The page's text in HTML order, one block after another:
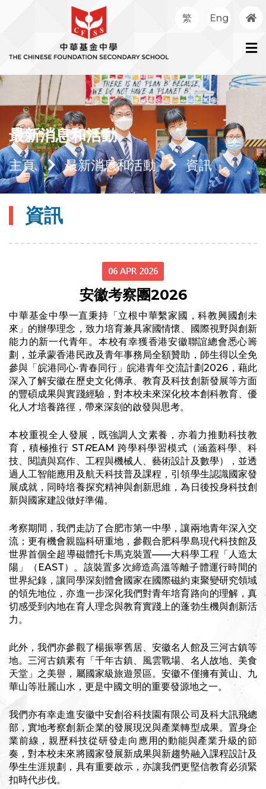
繁 Eng
最新消息和活動
主頁 最新消息和活動 資訊
資訊
06 APR 2026
安徽考察團2026
中華基金中學一直秉持「立根中華繫家國，科教興國創未
來」的辦學理念，致力培育兼具家國情懷、國際視野與創新
能力的新一代青年。本校有幸獲香港安徽聯誼總會悉心籌
劃，並承蒙香港民政及青年事務局全額贊助，師生得以全免
參與「皖港同心‧青春同行」皖港青年交流計劃2026，藉此
深入了解安徽在歷史文化傳承、教育及科技創新發展等方面
的豐碩成果與實踐經驗，對本校未來深化校本創科教育、優
化人才培養路徑，帶來深刻的啟發與思考。
本校重視全人發展，既強調人文素養，亦着力推動科技教
育，積極推行 STREAM 跨學科學習模式（涵蓋科學、科
技、閱讀與寫作、工程與機械人、藝術設計及數學），並透
過人工智能應用及航天科技普及課程，引領學生認識國家發
展成就，同時培養探究精神與創新思維，為日後投身科技創
新與國家建設做好準備。
考察期間，我們走訪了合肥市第一中學，讓兩地青年深入交
流；更有機會親臨科研重地，參觀合肥科學島現代科技館及
世界首個全超導磁體托卡馬克裝置——大科學工程「人造太
陽」（EAST）。該裝置多次締造高溫等離子體運行時間的
世界紀錄，讓同學深刻體會國家在國際磁約束聚變研究領域
的領先地位，亦進一步深化我們對青年培育路向的理解，真
切感受到內地在育人理念與教育實踐上的蓬勃生機與創新活
力。
此外，我們亦參觀了楊振寧舊居、安徽名人館及三河古鎮等
地。三河古鎮素有「千年古鎮、風雲戰場、名人故地、美食
天堂」之美譽，屬國家級旅遊景區。安徽不僅擁有黃山、九
華山等壯麗山水，更是中國文明的重要發源地之一。
我們亦有幸走進安徽中安創谷科技園有限公司及科大訊飛總
部，實地考察創新企業的發展現況與產業轉型成果。置身企
業前線，親歷科技從研發走向應用的動能與產業升級的節
奏，對本校未來將國家發展新成果與新趨勢融入課程設計及
學生生涯規劃，具有重要啟示，亦讓我們更堅信教育必須緊
扣時代步伐。